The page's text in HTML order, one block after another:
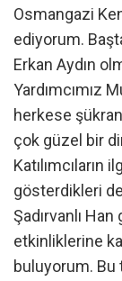
Osmangazi
ediyorum.
Erkan Aydın
Yardımcımız
herkese
çok güzel bir
Katılımcıların
gösterdikleri
Şadırvanlı
etkinliklerine
buluyorum. Bu